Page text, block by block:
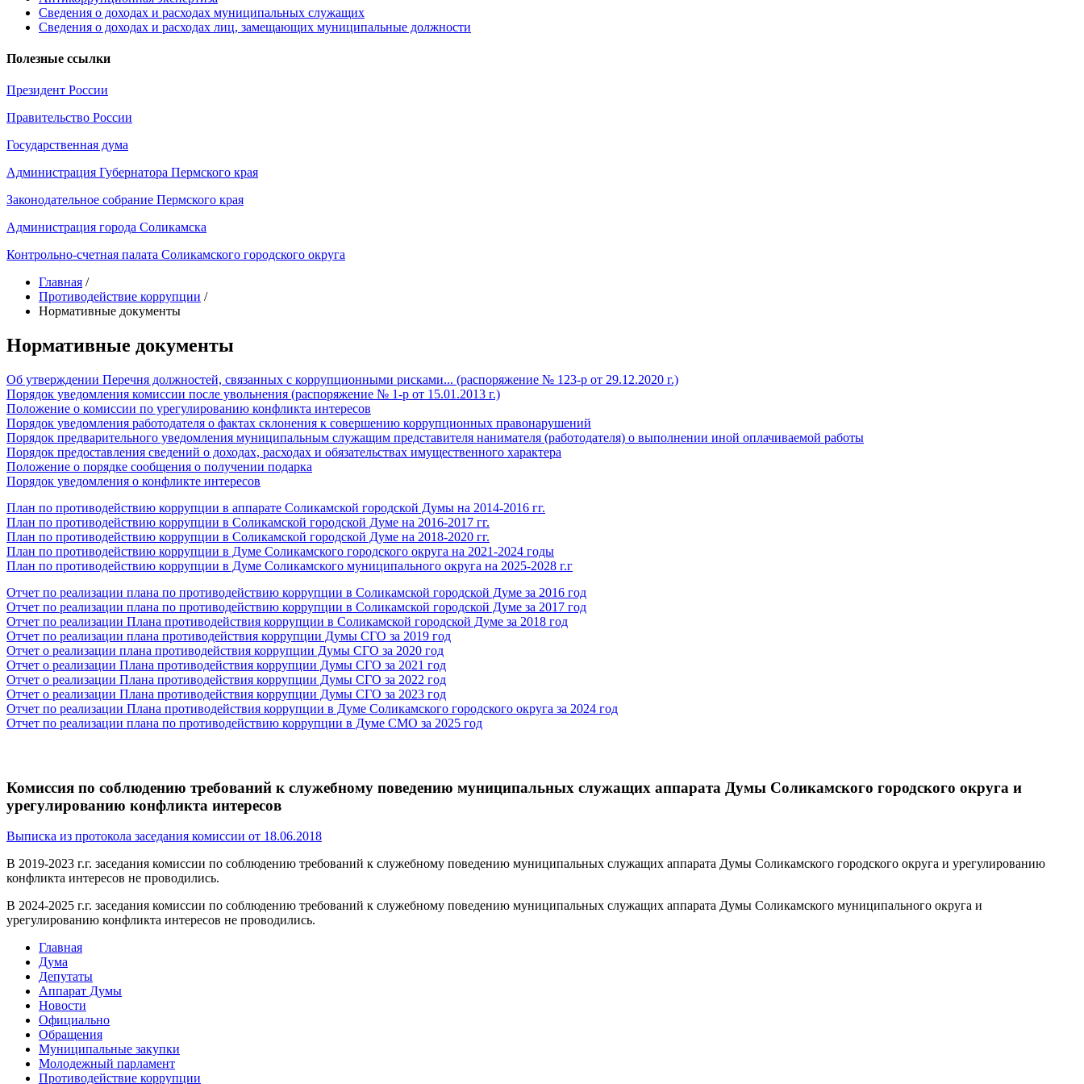
Сведения о доходах и расходах муниципальных служащих
Сведения о доходах и расходах лиц, замещающих муниципальные должности
Полезные ссылки
Президент России
Правительство России
Государственная дума
Администрация Губернатора Пермского края
Законодательное собрание Пермского края
Администрация города Соликамска
Контрольно-счетная палата Соликамского городского округа
Главная /
Противодействие коррупции /
Нормативные документы
Нормативные документы
Об утверждении Перечня должностей, связанных с коррупционными рисками... (распоряжение № 123-р от 29.12.2020 г.)
Порядок уведомления комиссии после увольнения (распоряжение № 1-р от 15.01.2013 г.)
Положение о комиссии по урегулированию конфликта интересов
Порядок уведомления работодателя о фактах склонения к совершению коррупционных правонарушений
Порядок предварительного уведомления муниципальным служащим представителя нанимателя (работодателя) о выполнении иной оплачиваемой работы
Порядок предоставления сведений о доходах, расходах и обязательствах имущественного характера
Положение о порядке сообщения о получении подарка
Порядок уведомления о конфликте интересов
План по противодействию коррупции в аппарате Соликамской городской Думы на 2014-2016 гг.
План по противодействию коррупции в Соликамской городской Думе на 2016-2017 гг.
План по противодействию коррупции в Соликамской городской Думе на 2018-2020 гг.
План по противодействию коррупции в Думе Соликамского городского округа на 2021-2024 годы
План по противодействию коррупции в Думе Соликамского муниципального округа на 2025-2028 г.г
Отчет по реализации плана по противодействию коррупции в Соликамской городской Думе за 2016 год
Отчет по реализации плана по противодействию коррупции в Соликамской городской Думе за 2017 год
Отчет по реализации Плана противодействия коррупции в Соликамской городской Думе за 2018 год
Отчет по реализации плана противодействия коррупции Думы СГО за 2019 год
Отчет о реализации плана противодействия коррупции Думы СГО за 2020 год
Отчет о реализации Плана противодействия коррупции Думы СГО за 2021 год
Отчет о реализации Плана противодействия коррупции Думы СГО за 2022 год
Отчет о реализации Плана противодействия коррупции Думы СГО за 2023 год
Отчет по реализации Плана противодействия коррупции в Думе Соликамского городского округа за 2024 год
Отчет по реализации плана по противодействию коррупции в Думе СМО за 2025 год
Комиссия по соблюдению требований к служебному поведению муниципальных служащих аппарата Думы Соликамского городского округа и
урегулированию конфликта интересов
Выписка из протокола заседания комиссии от 18.06.2018
В 2019-2023 г.г. заседания комиссии по соблюдению требований к служебному поведению муниципальных служащих аппарата Думы Соликамского городского округа и урегулированию
конфликта интересов не проводились.
В 2024-2025 г.г. заседания комиссии по соблюдению требований к служебному поведению муниципальных служащих аппарата Думы Соликамского муниципального округа и
урегулированию конфликта интересов не проводились.
Главная
Дума
Депутаты
Аппарат Думы
Новости
Официально
Обращения
Муниципальные закупки
Молодежный парламент
Противодействие коррупции